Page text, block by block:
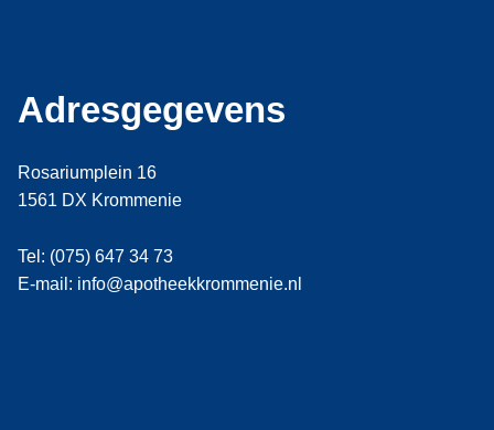
Adresgegevens
Rosariumplein 16
1561 DX Krommenie
Tel: (075) 647 34 73
E-mail: info@apotheekkrommenie.nl